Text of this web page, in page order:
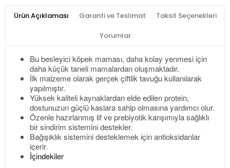
Ürün Açıklaması Garanti ve Teslimat Taksit Seçenekleri
Yorumlar
Bu besleyici köpek maması, daha kolay yenmesi için
daha küçük taneli mamalardan oluşmaktadır.
İlk malzeme olarak gerçek çiftlik tavuğu kullanılarak
yapılmıştır.
Yüksek kaliteli kaynaklardan elde edilen protein,
dostunuzun güçlü kaslara sahip olmasına yardımcı olur.
Özenle hazırlanmış lif ve prebiyotik karışımıyla sağlıklı
bir sindirim sistemini destekler.
Bağışıklık sistemini desteklemek için antioksidanlar
içerir.
İçindekiler